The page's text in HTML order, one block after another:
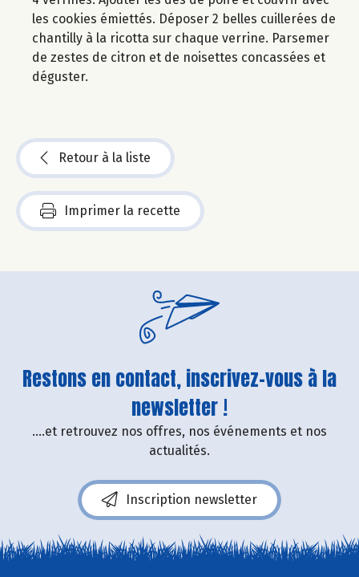
les cookies émiettés. Déposer 2 belles cuillerées de
chantilly à la ricotta sur chaque verrine. Parsemer
de zestes de citron et de noisettes concassées et
déguster.
Retour à la liste
Imprimer la recette
Restons en contact, inscrivez-vous à la
newsletter !
....et retrouvez nos offres, nos événements et nos
actualités.
Inscription newsletter